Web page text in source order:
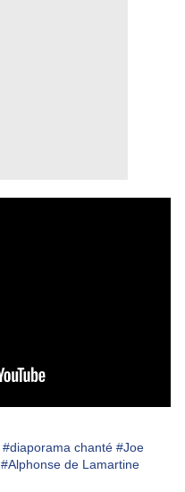
#diaporama chanté #Joe
#Alphonse de Lamartine